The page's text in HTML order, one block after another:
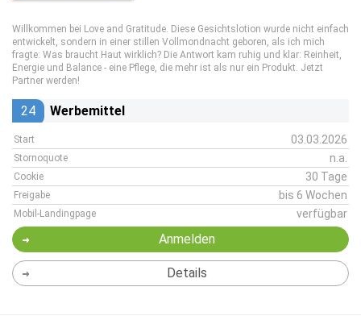
Willkommen bei Love and Gratitude. Diese Gesichtslotion wurde nicht einfach
entwickelt, sondern in einer stillen Vollmondnacht geboren, als ich mich
fragte: Was braucht Haut wirklich? Die Antwort kam ruhig und klar: Reinheit,
Energie und Balance - eine Pflege, die mehr ist als nur ein Produkt. Jetzt
Partner werden!
24 Werbemittel
Start 03.03.2026
Stornoquote n.a.
Cookie 30 Tage
Freigabe bis 6 Wochen
Mobil-Landingpage verfügbar
Anmelden
Details